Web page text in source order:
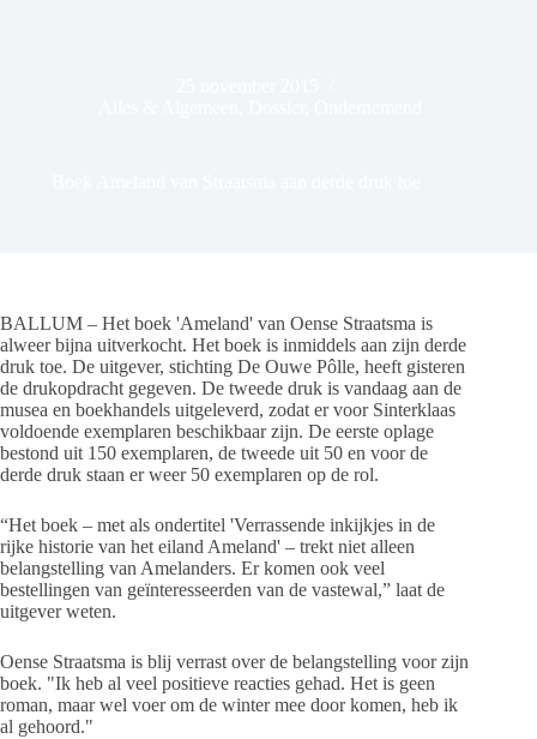
BALLUM – Het boek 'Ameland' van Oense Straatsma is
alweer bijna uitverkocht. Het boek is inmiddels aan zijn derde
druk toe. De uitgever, stichting De Ouwe Pôlle, heeft gisteren
de drukopdracht gegeven. De tweede druk is vandaag aan de
musea en boekhandels uitgeleverd, zodat er voor Sinterklaas
voldoende exemplaren beschikbaar zijn. De eerste oplage
bestond uit 150 exemplaren, de tweede uit 50 en voor de
derde druk staan er weer 50 exemplaren op de rol.
“Het boek – met als ondertitel 'Verrassende inkijkjes in de
rijke historie van het eiland Ameland' – trekt niet alleen
belangstelling van Amelanders. Er komen ook veel
bestellingen van geïnteresseerden van de vastewal,” laat de
uitgever weten.
Oense Straatsma is blij verrast over de belangstelling voor zijn
boek. "Ik heb al veel positieve reacties gehad. Het is geen
roman, maar wel voer om de winter mee door komen, heb ik
al gehoord."